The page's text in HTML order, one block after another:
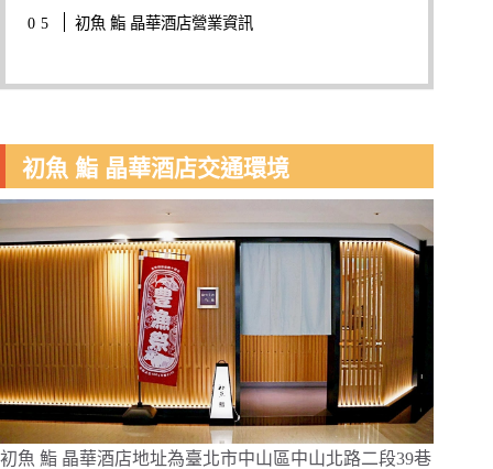
初魚 鮨 晶華酒店營業資訊
初魚 鮨 晶華酒店交通環境
初魚 鮨 晶華酒店地址為臺北市中山區中山北路二段39巷